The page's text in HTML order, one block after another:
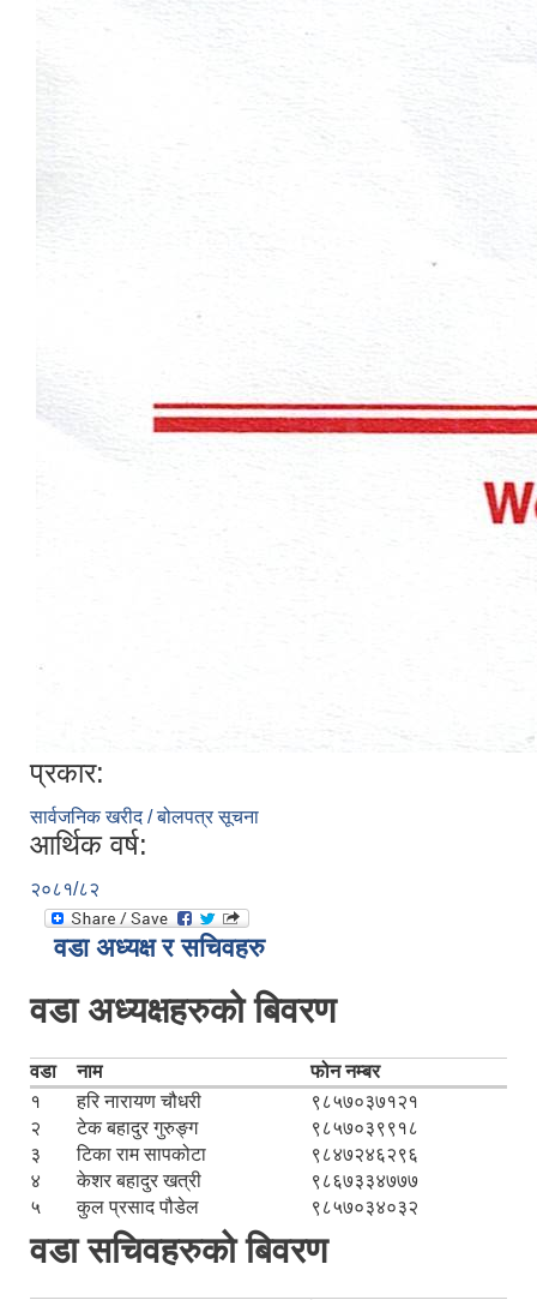
प्रकार:
सार्वजनिक खरीद / बोलपत्र सूचना
आर्थिक वर्ष:
२०८१/८२
वडा अध्यक्ष र सचिवहरु
वडा अध्यक्षहरुको बिवरण
वडा नाम
फोन नम्बर
१
हरि नारायण चौधरी
९८५७०३७१२१
२
टेक बहादुर गुरुङ्ग
९८५७०३९९१८
३
टिका राम सापकोटा
९८४७२४६२९६
४
केशर बहादुर खत्री
९८६७३३४७७७
५
कुल प्रसाद पौडेल ९८५७०३४०३२
वडा सचिवहरुको बिवरण